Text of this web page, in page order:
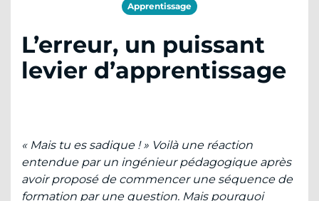
Apprentissage
L’erreur, un puissant
levier d’apprentissage
« Mais tu es sadique ! » Voilà une réaction
entendue par un ingénieur pédagogique après
avoir proposé de commencer une séquence de
formation par une question. Mais pourquoi